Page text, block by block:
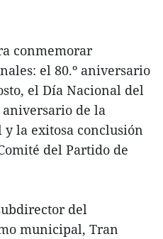
conmemorar
el 80.º aniversario
el Día Nacional del
aniversario de la
la exitosa conclusión
del Partido de
del
municipal, Tran